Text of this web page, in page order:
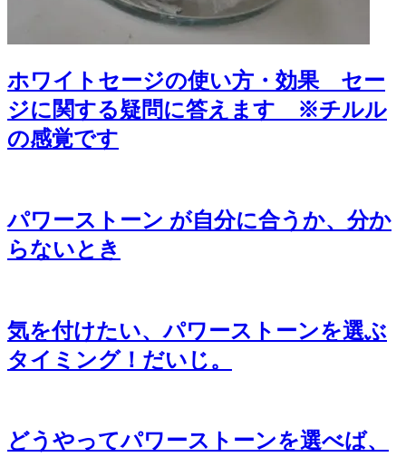
ホワイトセージの使い方・効果 セー
ジに関する疑問に答えます ※チルル
の感覚です
パワーストーン が自分に合うか、分か
らないとき
気を付けたい、パワーストーンを選ぶ
タイミング！だいじ。
どうやってパワーストーンを選べば、